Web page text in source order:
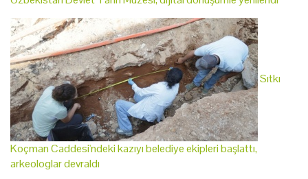
Sıtkı
Koçman Caddesi'ndeki kazıyı belediye ekipleri başlattı,
arkeologlar devraldı